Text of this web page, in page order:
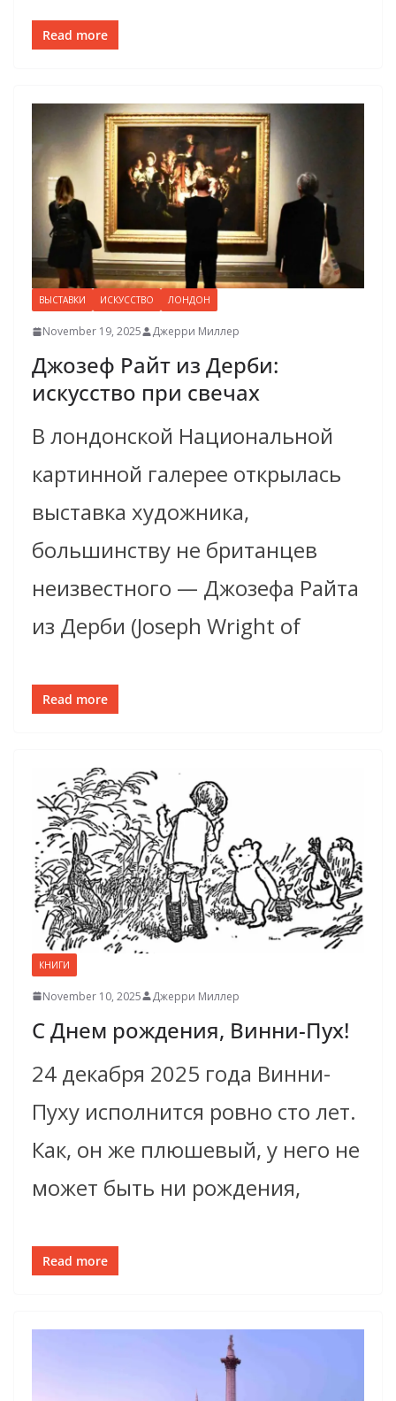
Read more
ВЫСТАВКИ ИСКУССТВО ЛОНДОН
November 19, 2025 Джерри Миллер
Джозеф Райт из Дерби:
искусство при свечах
В лондонской Национальной
картинной галерее открылась
выставка художника,
большинству не британцев
неизвестного — Джозефа Райта
из Дерби (Joseph Wright of
Read more
КНИГИ
November 10, 2025 Джерри Миллер
С Днем рождения, Винни-Пух!
24 декабря 2025 года Винни-
Пуху исполнится ровно сто лет.
Как, он же плюшевый, у него не
может быть ни рождения,
Read more